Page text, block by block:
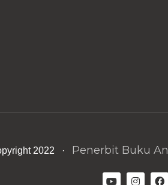
2022 · Penerbit Buku